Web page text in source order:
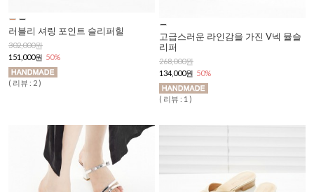
러블리 셔링 포인트 슬리퍼힐
302,000원
151,000원 50%
( 리뷰 : 2 )
고급스러운 라인감을 가진 V넥 뮬슬
리퍼
268,000원
134,000원 50%
( 리뷰 : 1 )